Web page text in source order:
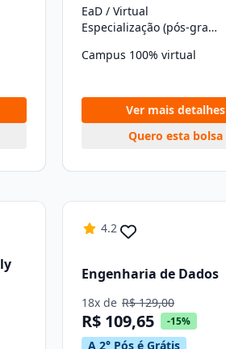
EaD / Virtual
Especialização (pós-graduação)
Campus 100% virtual
Ver mais detalhes
Quero esta bolsa
4.2
Engenharia de Dados
18x de R$ 129,00
R$ 109,65 -15%
A 2° Pós é Grátis